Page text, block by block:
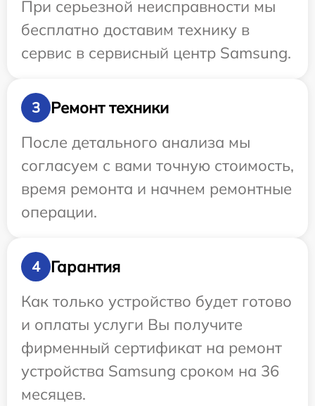
При серьезной неисправности мы
бесплатно доставим технику в
сервис в сервисный центр Samsung.
3
Ремонт техники
После детального анализа мы
согласуем с вами точную стоимость,
время ремонта и начнем ремонтные
операции.
4
Гарантия
Как только устройство будет готово
и оплаты услуги Вы получите
фирменный сертификат на ремонт
устройства Samsung сроком на 36
месяцев.